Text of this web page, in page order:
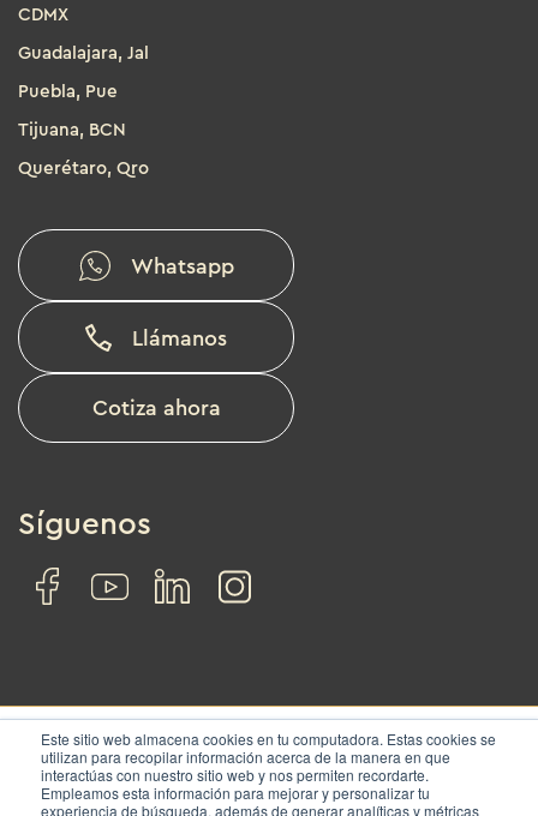
Este sitio web almacena cookies en tu computadora. Estas cookies se
utilizan para recopilar información acerca de la manera en que
interactúas con nuestro sitio web y nos permiten recordarte.
Empleamos esta información para mejorar y personalizar tu
experiencia de búsqueda, además de generar analíticas y métricas
CDMX
Guadalajara, Jal
Puebla, Pue
Tijuana, BCN
Querétaro, Qro
Whatsapp
Llámanos
Cotiza ahora
Síguenos
© IZA. All rights reserved.